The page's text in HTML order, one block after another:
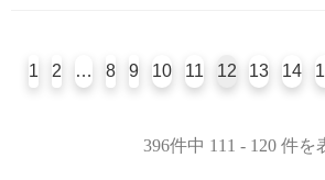
396件中 111 - 120 件を
1 2 … 8 9 10 11 12 13 14